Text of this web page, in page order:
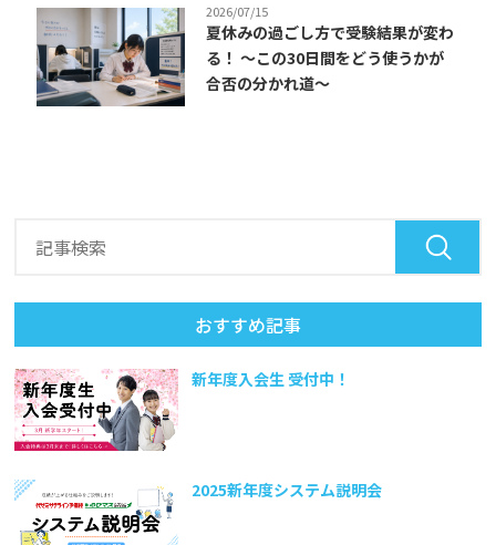
2026/07/15
夏休みの過ごし方で受験結果が変わ
る！ ～この30日間をどう使うかが
合否の分かれ道～
おすすめ記事
新年度入会生 受付中！
2025新年度システム説明会